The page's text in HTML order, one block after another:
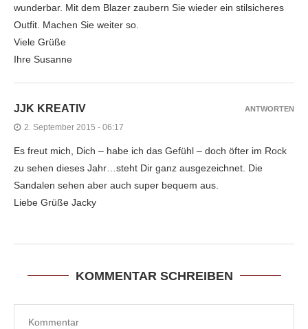
wunderbar. Mit dem Blazer zaubern Sie wieder ein stilsicheres
Outfit. Machen Sie weiter so.
Viele Grüße
Ihre Susanne
JJK KREATIV
2. September 2015 - 06:17
Es freut mich, Dich – habe ich das Gefühl – doch öfter im Rock
zu sehen dieses Jahr…steht Dir ganz ausgezeichnet. Die
Sandalen sehen aber auch super bequem aus.
Liebe Grüße Jacky
ANTWORTEN
KOMMENTAR SCHREIBEN